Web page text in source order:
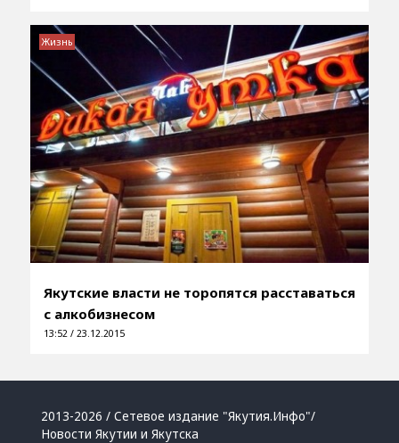
Якутские власти не торопятся расставаться
с алкобизнесом
13:52 / 23.12.2015
Жизнь
2013-2026 / Сетевое издание "Якутия.Инфо"/
Новости Якутии и Якутска